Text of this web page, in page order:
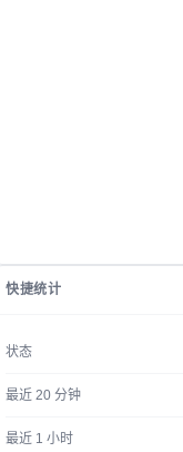
快捷统计
状态
最近 20 分钟
最近 1 小时